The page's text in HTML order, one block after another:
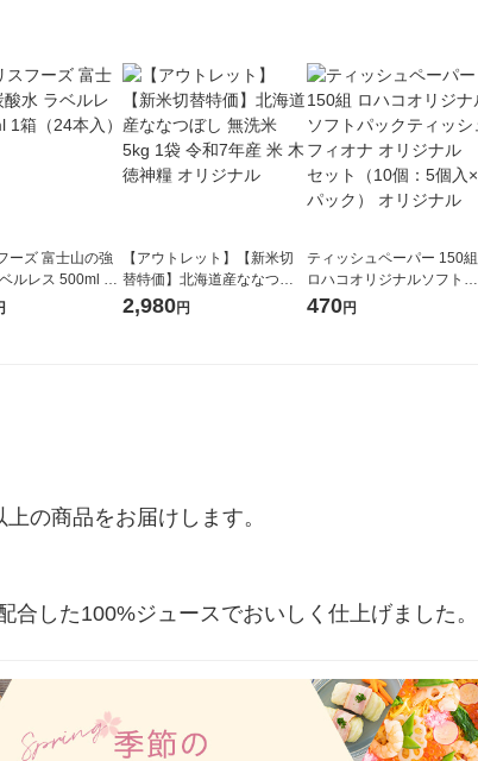
ーズ 富士山の強
ルレス 500ml 1
）
【アウトレット】【新米切
替特価】北海道産ななつぼ
し 無洗米 5kg 1袋 令和7年産
2,980円
ティッシュペーパー 150組
ロハコオリジナルソフトパ
ックティッシュ フィオナ オ
470円
の商品をお届けします。
した100%ジュースでおいしく仕上げました。